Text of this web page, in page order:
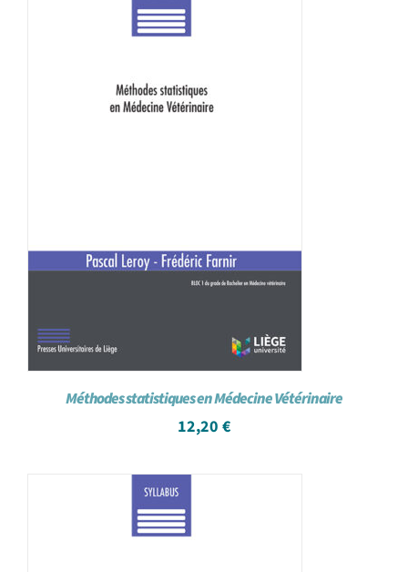
Panier WooCommerce
Méthodes statistiques en Médecine Vétérinaire
12,20 €